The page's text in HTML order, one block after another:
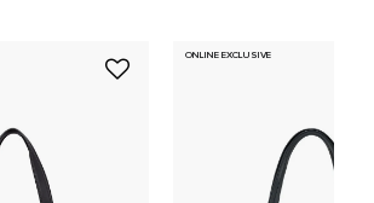
ONLINE EXCLUSIVE